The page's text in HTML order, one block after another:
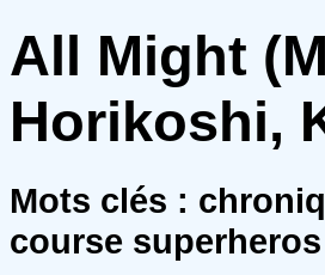
All Might
Horikoshi,
Mots clés :
course superheros